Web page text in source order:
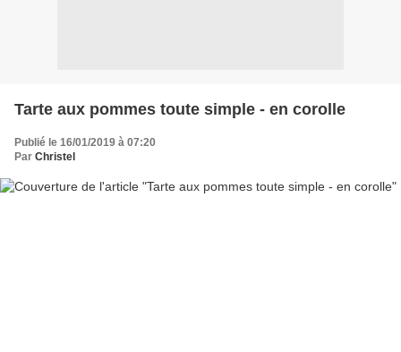
Tarte aux pommes toute simple - en corolle
Publié le 16/01/2019 à 07:20
Par Christel